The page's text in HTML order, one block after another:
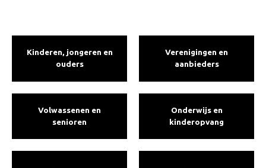
Kinderen, jongeren en
ouders
Verenigingen en
aanbieders
Volwassenen en
senioren
Onderwijs en
kinderopvang